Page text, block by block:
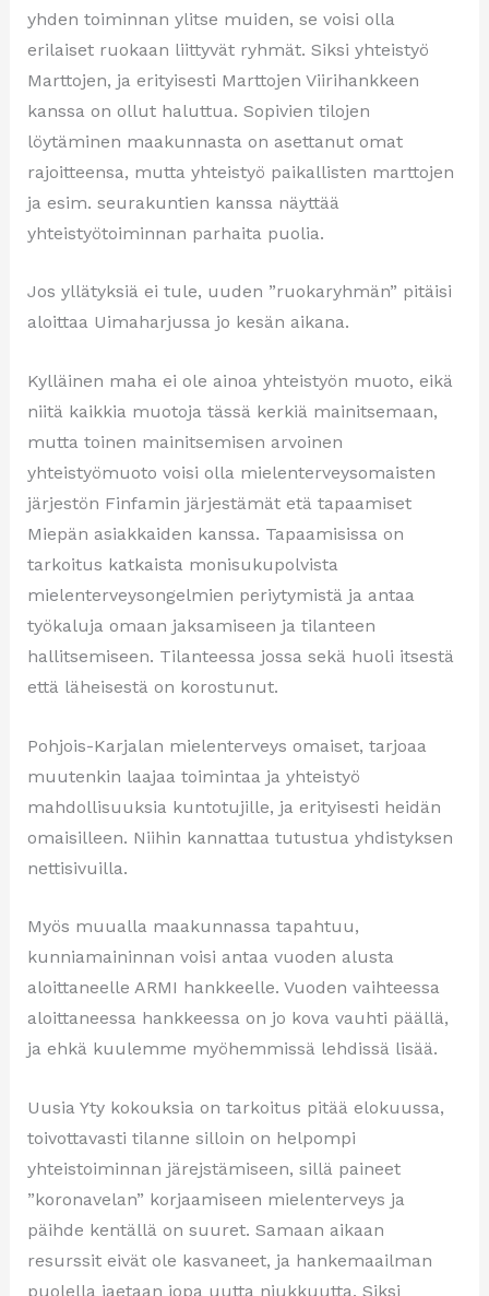
yhden toiminnan ylitse muiden, se voisi olla
erilaiset ruokaan liittyvät ryhmät. Siksi yhteistyö
Marttojen, ja erityisesti Marttojen Viirihankkeen
kanssa on ollut haluttua. Sopivien tilojen
löytäminen maakunnasta on asettanut omat
rajoitteensa, mutta yhteistyö paikallisten marttojen
ja esim. seurakuntien kanssa näyttää
yhteistyötoiminnan parhaita puolia.
Jos yllätyksiä ei tule, uuden ”ruokaryhmän” pitäisi
aloittaa Uimaharjussa jo kesän aikana.
Kylläinen maha ei ole ainoa yhteistyön muoto, eikä
niitä kaikkia muotoja tässä kerkiä mainitsemaan,
mutta toinen mainitsemisen arvoinen
yhteistyömuoto voisi olla mielenterveysomaisten
järjestön Finfamin järjestämät etä tapaamiset
Miepän asiakkaiden kanssa. Tapaamisissa on
tarkoitus katkaista monisukupolvista
mielenterveysongelmien periytymistä ja antaa
työkaluja omaan jaksamiseen ja tilanteen
hallitsemiseen. Tilanteessa jossa sekä huoli itsestä
että läheisestä on korostunut.
Pohjois-Karjalan mielenterveys omaiset, tarjoaa
muutenkin laajaa toimintaa ja yhteistyö
mahdollisuuksia kuntotujille, ja erityisesti heidän
omaisilleen. Niihin kannattaa tutustua yhdistyksen
nettisivuilla.
Myös muualla maakunnassa tapahtuu,
kunniamaininnan voisi antaa vuoden alusta
aloittaneelle ARMI hankkeelle. Vuoden vaihteessa
aloittaneessa hankkeessa on jo kova vauhti päällä,
ja ehkä kuulemme myöhemmissä lehdissä lisää.
Uusia Yty kokouksia on tarkoitus pitää elokuussa,
toivottavasti tilanne silloin on helpompi
yhteistoiminnan järejstämiseen, sillä paineet
”koronavelan” korjaamiseen mielenterveys ja
päihde kentällä on suuret. Samaan aikaan
resurssit eivät ole kasvaneet, ja hankemaailman
puolella jaetaan jopa uutta niukkuutta. Siksi